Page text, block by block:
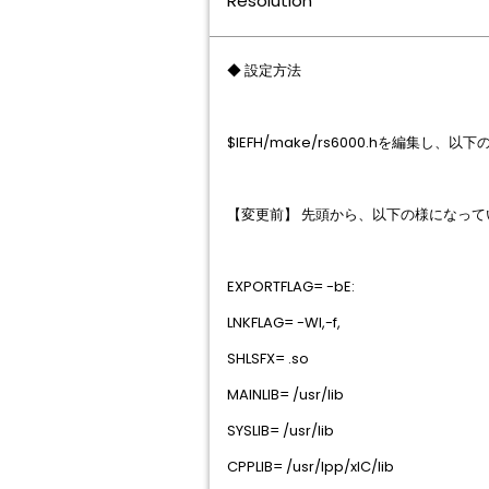
◆ 設定方法
$IEFH/make/rs6000.hを編集し、以下の
【変更前】 先頭から、以下の様になっ
EXPORTFLAG= -bE:
LNKFLAG= -Wl,-f,
SHLSFX= .so
MAINLIB= /usr/lib
SYSLIB= /usr/lib
CPPLIB= /usr/lpp/xlC/lib